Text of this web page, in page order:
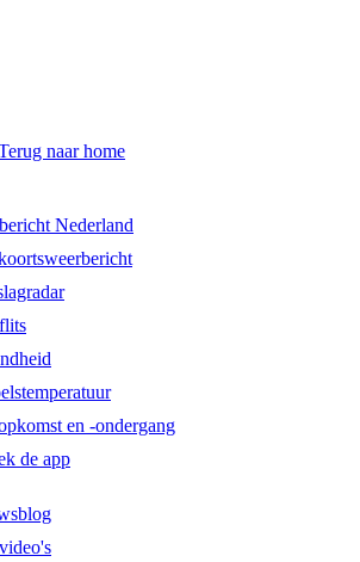
naar home
Nederland
en -ondergang
de app